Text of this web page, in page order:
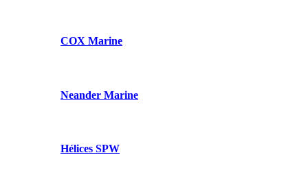
COX Marine
Neander Marine
Hélices SPW